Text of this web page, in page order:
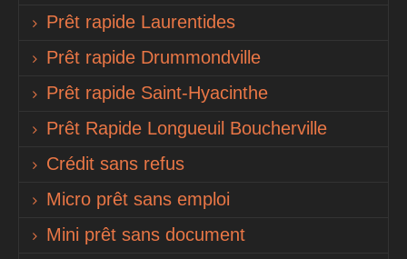
Prêt rapide Laurentides
Prêt rapide Drummondville
Prêt rapide Saint-Hyacinthe
Prêt Rapide Longueuil Boucherville
Crédit sans refus
Micro prêt sans emploi
Mini prêt sans document